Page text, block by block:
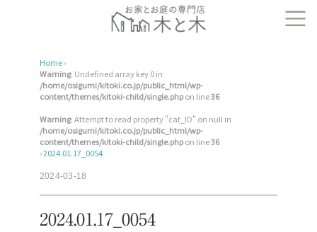
Home›
Warning: Undefined array key 0 in
/home/osigumi/kitoki.co.jp/public_html/wp-
content/themes/kitoki-child/single.phpon line36
Warning: Attempt to read property "cat_ID" on null in
/home/osigumi/kitoki.co.jp/public_html/wp-
content/themes/kitoki-child/single.phpon line36
›2024.01.17_0054
2024-03-18
2024.01.17_0054